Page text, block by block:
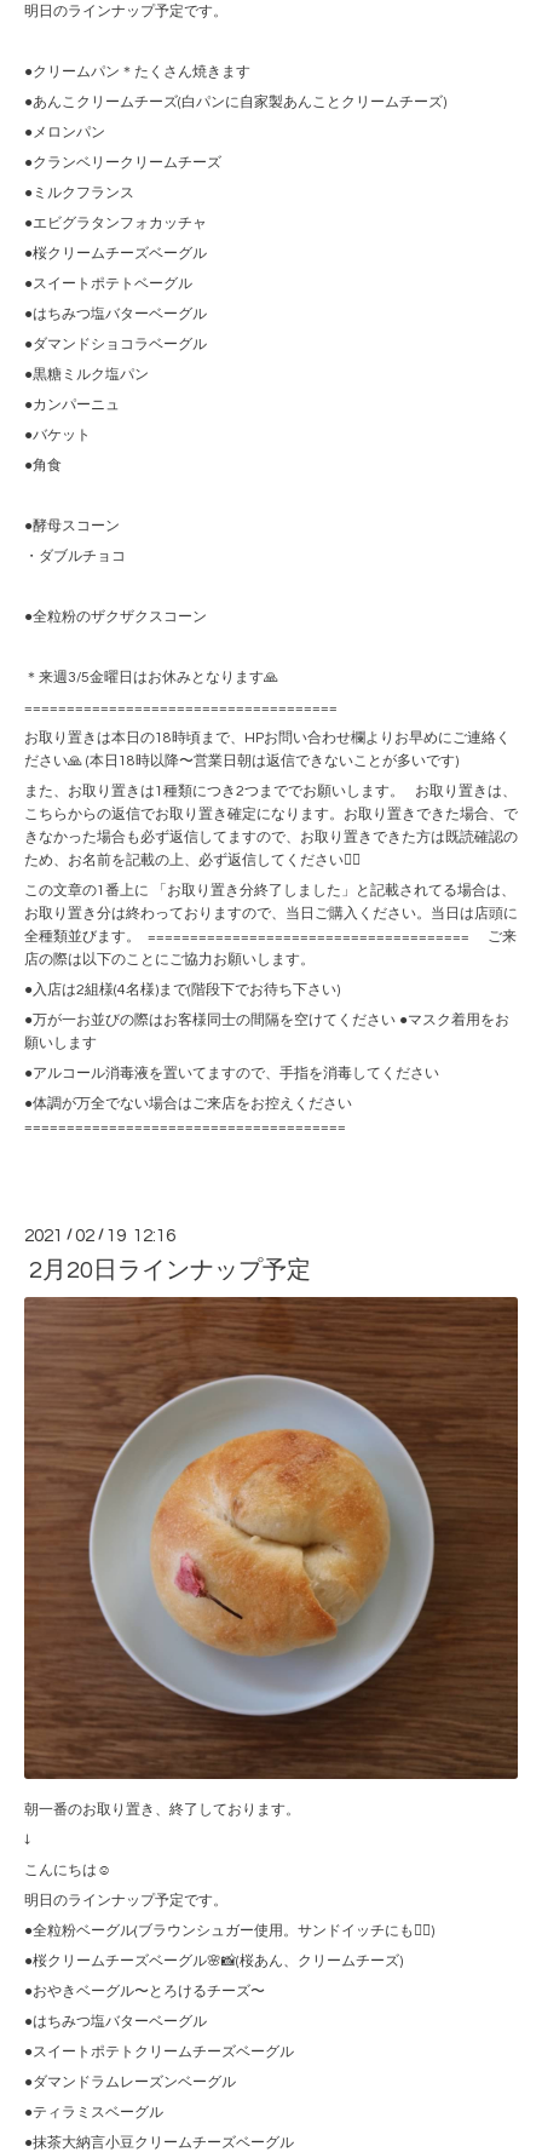
明日のラインナップ予定です。
●クリームパン＊たくさん焼きます
●あんこクリームチーズ(白パンに自家製あんことクリームチーズ)
●メロンパン
●クランベリークリームチーズ
●ミルクフランス
●エビグラタンフォカッチャ
●桜クリームチーズベーグル
●スイートポテトベーグル
●はちみつ塩バターベーグル
●ダマンドショコラベーグル
●黒糖ミルク塩パン
●カンパーニュ
●バケット
●角食
●酵母スコーン
・ダブルチョコ
●全粒粉のザクザクスコーン
＊来週3/5金曜日はお休みとなります🙏
=====================================
お取り置きは本日の18時頃まで、HPお問い合わせ欄よりお早めにご連絡く
ださい🙏 (本日18時以降〜営業日朝は返信できないことが多いです)
また、お取り置きは1種類につき2つまででお願いします。 お取り置きは、
こちらからの返信でお取り置き確定になります。お取り置きできた場合、で
きなかった場合も必ず返信してますので、お取り置きできた方は既読確認の
ため、お名前を記載の上、必ず返信してください🙇‍♀️
この文章の1番上に 「お取り置き分終了しました」と記載されてる場合は、
お取り置き分は終わっておりますので、当日ご購入ください。当日は店頭に
全種類並びます。 ====================================== ご来
店の際は以下のことにご協力お願いします。
●入店は2組様(4名様)まで(階段下でお待ち下さい)
●万が一お並びの際はお客様同士の間隔を空けてください ●マスク着用をお
願いします
●アルコール消毒液を置いてますので、手指を消毒してください
●体調が万全でない場合はご来店をお控えください
======================================
2021 /02 / 19 12:16
2月20日ラインナップ予定
朝一番のお取り置き、終了しております。
↓
こんにちは☺︎
明日のラインナップ予定です。
●全粒粉ベーグル(ブラウンシュガー使用。サンドイッチにも🙆‍♀️)
●桜クリームチーズベーグル🌸📸(桜あん、クリームチーズ)
●おやきベーグル〜とろけるチーズ〜
●はちみつ塩バターベーグル
●スイートポテトクリームチーズベーグル
●ダマンドラムレーズンベーグル
●ティラミスベーグル
●抹茶大納言小豆クリームチーズベーグル